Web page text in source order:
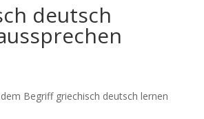
deutsch
Begriff griechisch deutsch lernen